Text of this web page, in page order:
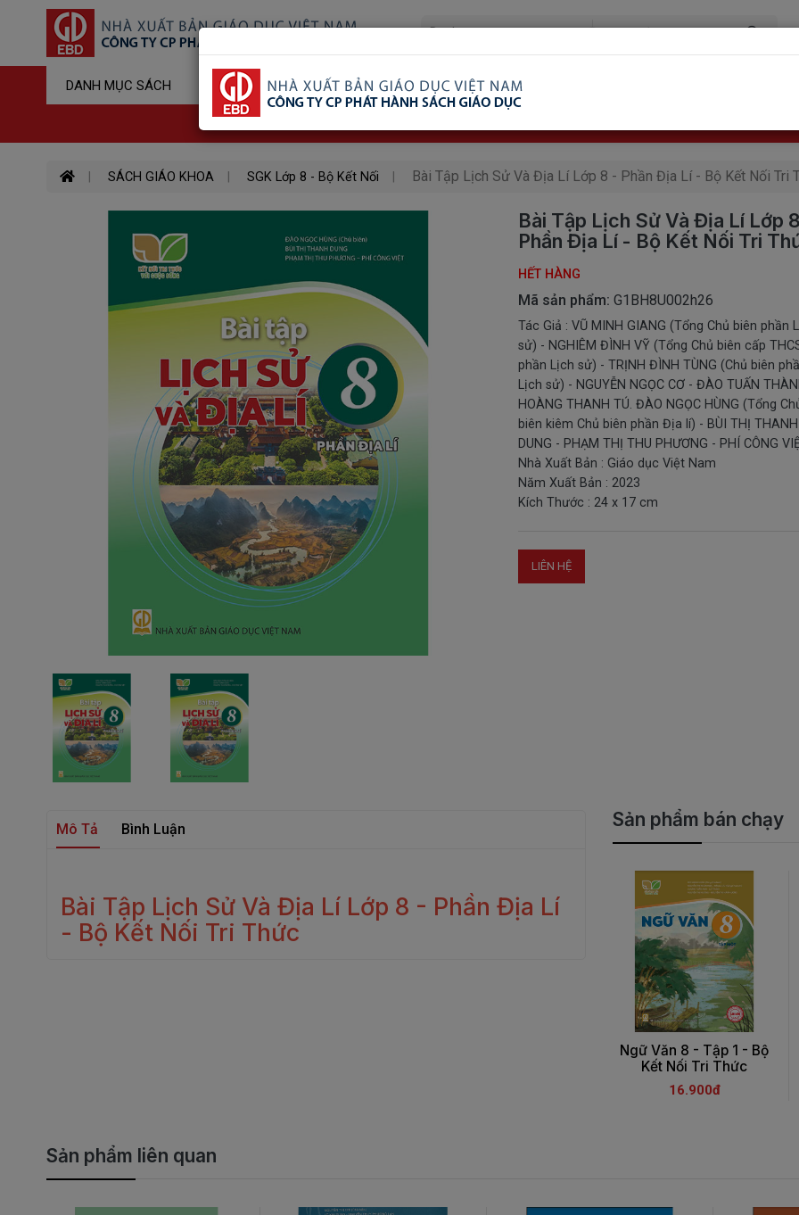
DANH MỤC SÁCH Sản Phẩm Đã Xem Ship COD Trên Toàn Quốc
SÁCH GIÁO KHOA SGK Lớp 8 - Bộ Kết Nối Bài Tập Lịch Sử Và Địa Lí Lớp 8 - Phần Địa Lí - Bộ Kết Nối Tri
Bài Tập Lịch Sử Và Địa Lí Lớp
Phần Địa Lí - Bộ Kết Nối Tri
HẾT HÀNG
Mã sản phẩm: G1BH8U002h26
Tác Giả : VŨ MINH GIANG (Tổng Chủ biên phần
sử) - NGHIÊM ĐÌNH VỸ (Tổng Chủ biên cấp
phần Lịch sử) - TRỊNH ĐÌNH TÙNG (Chủ biên
Lịch sử) - NGUYỄN NGỌC CƠ - ĐÀO TUẤN
HOÀNG THANH TÚ. ĐÀO NGỌC HÙNG (Tổng
biên kiêm Chủ biên phần Địa lí) - BÙI THỊ THANH
DUNG - PHẠM THỊ THU PHƯƠNG - PHÍ CÔNG
Nhà Xuất Bản : Giáo dục Việt Nam
Năm Xuất Bản : 2023
Kích Thước : 24 x 17 cm
LIÊN HỆ
Mô Tả Bình Luận
Bài Tập Lịch Sử Và Địa Lí Lớp 8 - Phần Địa Lí
- Bộ Kết Nối Tri Thức
Sản phẩm bán chạy
Ngữ Văn 8 - Tập 1 - Bộ
Kết Nối Tri Thức
16.900đ
Sản phẩm liên quan